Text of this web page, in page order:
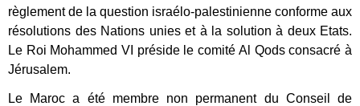
règlement de la question israélo-palestinienne conforme aux
résolutions des Nations unies et à la solution à deux Etats.
Le Roi Mohammed VI préside le comité Al Qods consacré à
Jérusalem.
Le Maroc a été membre non permanent du Conseil de